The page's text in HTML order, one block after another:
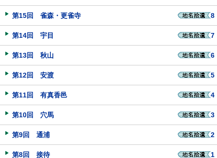
第15回 雀森・更雀寺 8
第14回 宇目 7
第13回 秋山 6
第12回 安渡 5
第11回 有真香邑 4
第10回 穴馬 3
第9回 通浦 2
第8回 接待 1